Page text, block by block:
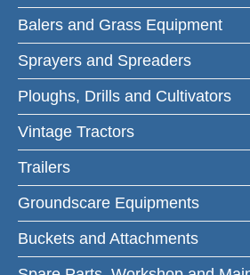
Balers and Grass Equipment
Sprayers and Spreaders
Ploughs, Drills and Cultivators
Vintage Tractors
Trailers
Groundscare Equipments
Buckets and Attachments